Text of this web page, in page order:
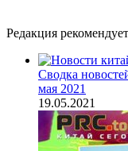
Редакция рекомендует
Сводка
мая 2021
19.05.2021